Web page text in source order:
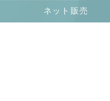
ネット販売